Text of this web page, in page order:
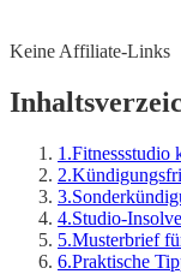
Keine Affiliate-Links
1 .Fitnessstudio
2.
3.
4.Studio-
5.Musterbrief
6.Praktische